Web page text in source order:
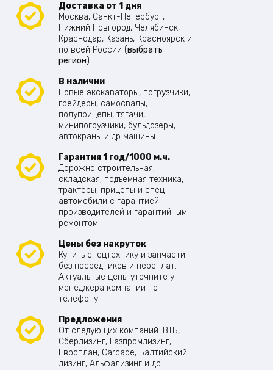
Доставка от 1 дня
Москва, Санкт-Петербург,
Нижний Новгород, Челябинск,
Краснодар, Казань, Красноярск и
по всей России (выбрать
регион)
В наличии
Новые экскаваторы, погрузчики,
грейдеры, самосвалы,
полуприцепы, тягачи,
минипогрузчики, бульдозеры,
автокраны и др машины
Гарантия 1 год/1000 м.ч.
Дорожно строительная,
складская, подъемная техника,
тракторы, прицепы и спец
автомобили с гарантией
производителей и гарантийным
ремонтом
Цены без накруток
Купить спецтехнику и запчасти
без посредников и переплат.
Актуальные цены уточните у
менеджера компании по
телефону
Предложения
От следующих компаний: ВТБ,
Сберлизинг, Газпромлизинг,
Европлан, Carcade, Балтийский
лизинг, Альфализинг и др